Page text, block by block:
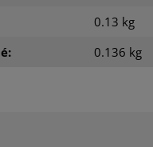
0.13 kg
0.136 kg